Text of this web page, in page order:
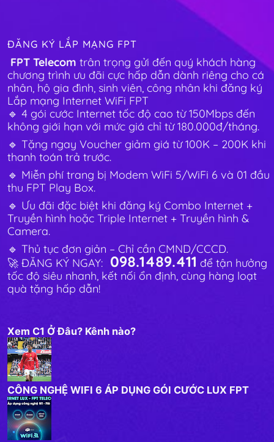
ĐĂNG KÝ LẮP MẠNG FPT
FPT Telecom trân trọng gửi đến quý khách hàng
chương trình ưu đãi cực hấp dẫn dành riêng cho cá
nhân, hộ gia đình, sinh viên, công nhân khi đăng ký
Lắp mạng Internet WiFi FPT
🔹 4 gói cước Internet tốc độ cao từ 150Mbps đến
không giới hạn với mức giá chỉ từ 180.000đ/tháng.
🔹 Tặng ngay Voucher giảm giá từ 100K – 200K khi
thanh toán trả trước.
🔹 Miễn phí trang bị Modem WiFi 5/WiFi 6 và 01 đầu
thu FPT Play Box.
🔹 Ưu đãi đặc biệt khi đăng ký Combo Internet +
Truyền hình hoặc Triple Internet + Truyền hình &
Camera.
🔹 Thủ tục đơn giản – Chỉ cần CMND/CCCD.
🚀 ĐĂNG KÝ NGAY: 098.1489.411 để tận hưởng
tốc độ siêu nhanh, kết nối ổn định, cùng hàng loạt
quà tặng hấp dẫn!
Xem C1 Ở Đâu? Kênh nào?
CÔNG NGHỆ WIFI 6 ÁP DỤNG GÓI CƯỚC LUX FPT